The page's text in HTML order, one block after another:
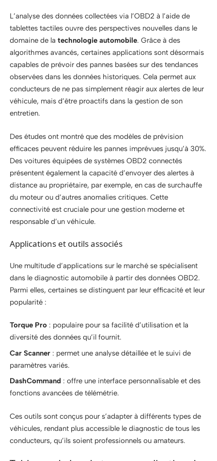
L’analyse des données collectées via l’OBD2 à l’aide de
tablettes tactiles ouvre des perspectives nouvelles dans le
domaine de la technologie automobile. Grâce à des
algorithmes avancés, certaines applications sont désormais
capables de prévoir des pannes basées sur des tendances
observées dans les données historiques. Cela permet aux
conducteurs de ne pas simplement réagir aux alertes de leur
véhicule, mais d’être proactifs dans la gestion de son
entretien.
Des études ont montré que des modèles de prévision
efficaces peuvent réduire les pannes imprévues jusqu’à 30%.
Des voitures équipées de systèmes OBD2 connectés
présentent également la capacité d’envoyer des alertes à
distance au propriétaire, par exemple, en cas de surchauffe
du moteur ou d’autres anomalies critiques. Cette
connectivité est cruciale pour une gestion moderne et
responsable d’un véhicule.
Applications et outils associés
Une multitude d’applications sur le marché se spécialisent
dans le diagnostic automobile à partir des données OBD2.
Parmi elles, certaines se distinguent par leur efficacité et leur
popularité :
Torque Pro : populaire pour sa facilité d’utilisation et la
diversité des données qu’il fournit.
Car Scanner : permet une analyse détaillée et le suivi de
paramètres variés.
DashCommand : offre une interface personnalisable et des
fonctions avancées de télémétrie.
Ces outils sont conçus pour s’adapter à différents types de
véhicules, rendant plus accessible le diagnostic de tous les
conducteurs, qu’ils soient professionnels ou amateurs.